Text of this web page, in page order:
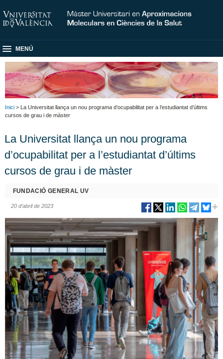
MENÚ
Inici > La Universitat llança un nou programa d’ocupabilitat per a l’estudiantat d’últims
cursos de grau i de màster
La Universitat llança un nou programa
d’ocupabilitat per a l’estudiantat d’últims
cursos de grau i de màster
FUNDACIÓ GENERAL UV
20 d’abril de 2023